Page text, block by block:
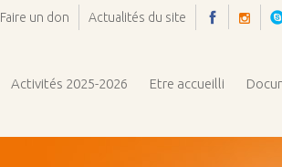
Faire un don
Actualités du site
Activités 2025-2026 Etre accueilli